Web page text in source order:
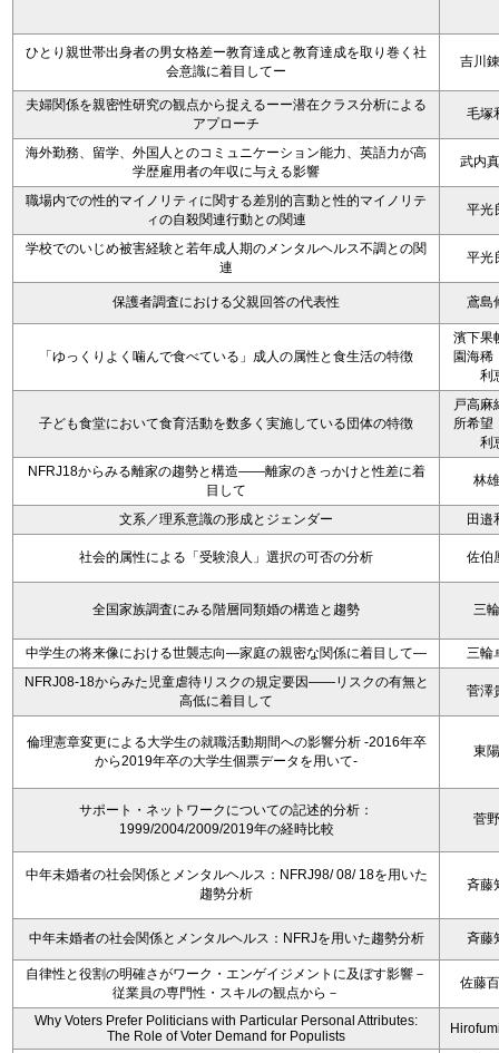
ひとり親世帯出身者の男女格差ー教育達成と教育達成を取り巻く社
会意識に着目してー
吉川
夫婦関係を親密性研究の観点から捉えるーー潜在クラス分析による
アプローチ
毛塚
海外勤務、留学、外国人とのコミュニケーション能力、英語力が高
学歴雇用者の年収に与える影響
武内
職場内での性的マイノリティに関する差別的言動と性的マイノリテ
ィの自殺関連行動との関連
平光
学校でのいじめ被害経験と若年成人期のメンタルヘルス不調との関
連
平光
保護者調査における父親回答の代表性 鳶島
「ゆっくりよく噛んで食べている」成人の属性と食生活の特徴
濱下果
園海稀
利
子ども食堂において食育活動を数多く実施している団体の特徴
戸高麻
所希望
利
NFRJ18からみる離家の趨勢と構造――離家のきっかけと性差に着
目して
林
文系／理系意識の形成とジェンダー 田邉
社会的属性による「受験浪人」選択の可否の分析 佐伯
全国家族調査にみる階層同類婚の構造と趨勢 三
中学生の将来像における世襲志向―家庭の親密な関係に着目して―
三輪
NFRJ08-18からみた児童虐待リスクの規定要因――リスクの有無と
高低に着目して
菅澤
倫理憲章変更による大学生の就職活動期間への影響分析 -2016年卒
から2019年卒の大学生個票データを用いて-
東
サポート・ネットワークについての記述的分析：
1999/2004/2009/2019年の経時比較
菅
中年未婚者の社会関係とメンタルヘルス：NFRJ98/ 08/ 18を用いた
趨勢分析
斉藤
中年未婚者の社会関係とメンタルヘルス：NFRJを用いた趨勢分析 斉藤
自律性と役割の明確さがワーク・エンゲイジメントに及ぼす影響－
従業員の専門性・スキルの観点から－
佐藤
Why Voters Prefer Politicians with Particular Personal Attributes:
The Role of Voter Demand for Populists